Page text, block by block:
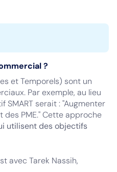
?
et Temporels) sont un
Par exemple, au lieu
serait : "Augmenter
des PME." Cette approche
utilisent des objectifs
avec Tarek Nassih,